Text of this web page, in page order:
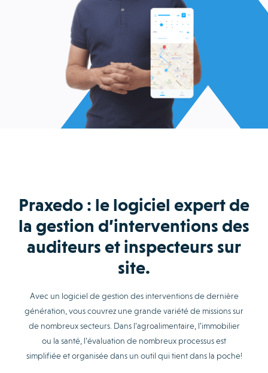
Praxedo : le logiciel expert de
la gestion d’interventions des
auditeurs et inspecteurs sur
site.
Avec un logiciel de gestion des interventions de dernière
génération, vous couvrez une grande variété de missions sur
de nombreux secteurs. Dans l’agroalimentaire, l’immobilier
ou la santé, l’évaluation de nombreux processus est
simplifiée et organisée dans un outil qui tient dans la poche!